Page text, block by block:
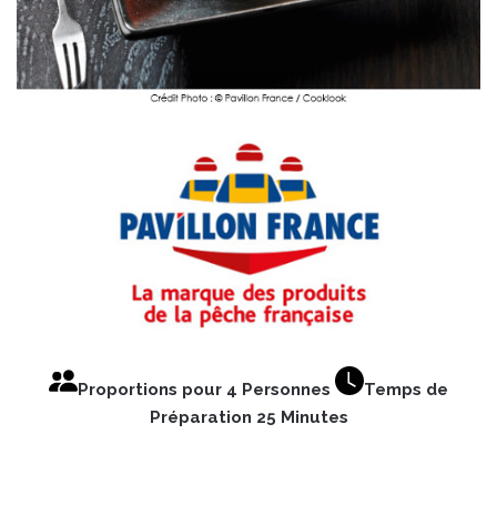
Proportions pour 4 Personnes
Temps de
Préparation 25 Minutes